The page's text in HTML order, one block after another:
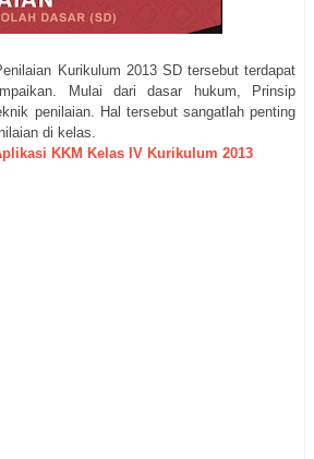
Kurikulum 2013 SD tersebut terdapat
Mulai dari dasar hukum, Prinsip
penilaian. Hal tersebut sangatlah penting
di kelas.
KKM Kelas IV Kurikulum 2013